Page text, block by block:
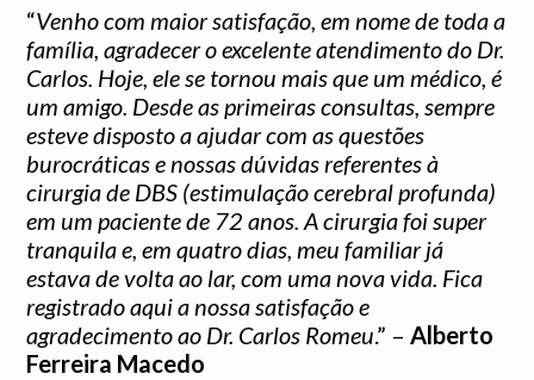
“Venho com maior satisfação, em nome de toda a
família, agradecer o excelente atendimento do Dr.
Carlos. Hoje, ele se tornou mais que um médico, é
um amigo. Desde as primeiras consultas, sempre
esteve disposto a ajudar com as questões
burocráticas e nossas dúvidas referentes à
cirurgia de DBS (estimulação cerebral profunda)
em um paciente de 72 anos. A cirurgia foi super
tranquila e, em quatro dias, meu familiar já
estava de volta ao lar, com uma nova vida. Fica
registrado aqui a nossa satisfação e
agradecimento ao Dr. Carlos Romeu.” –Alberto
Ferreira Macedo